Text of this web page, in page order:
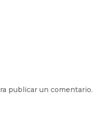
publicar un comentario.